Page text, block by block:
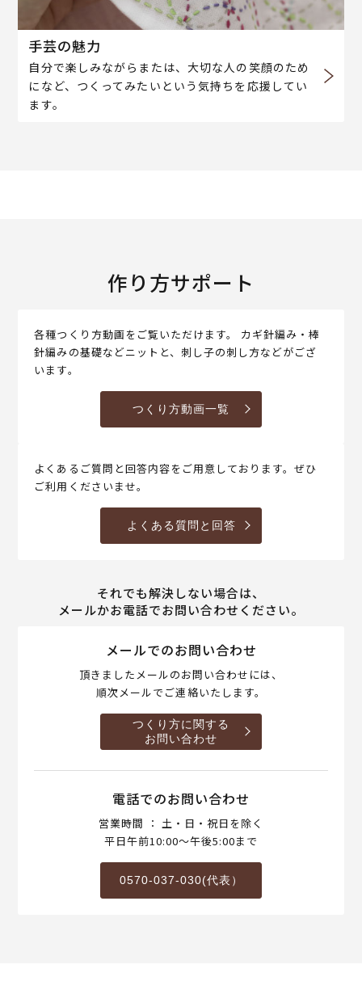
手芸の魅力
自分で楽しみながらまたは、大切な人の笑顔のため
になど、つくってみたいという気持ちを応援してい
ます。
作り方サポート
各種つくり方動画をご覧いただけます。 カギ針編み・棒
針編みの基礎などニットと、刺し子の刺し方などがござ
います。
つくり方動画一覧
よくあるご質問と回答内容をご用意しております。ぜひ
ご利用くださいませ。
よくある質問と回答
それでも解決しない場合は、
メールかお電話でお問い合わせください。
メールでのお問い合わせ
頂きましたメールのお問い合わせには、
順次メールでご連絡いたします。
つくり方に関する
お問い合わせ
電話でのお問い合わせ
営業時間 ： 土・日・祝日を除く
平日午前10:00～午後5:00まで
0570-037-030(代表）